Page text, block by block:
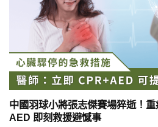
中國羽球小將張志傑賽場猝逝！
AED 即刻救援避憾事